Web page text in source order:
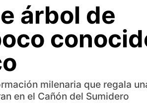
árbol de
milenaria que regala
en el Cañón del Sumidero